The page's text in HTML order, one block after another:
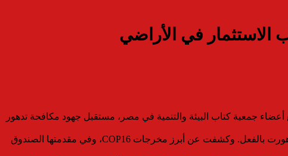
الاستثمار في الأراضي
أعضاء جمعية كتاب البيئة والتنمية في مصر، مستقبل جهود مكافحة تدهور
وأكدت فؤاد أن التصحر أصبح قضية ترتبط بالأمن الغذائي والهجرة وحقوق المجتمعات المحلية، مشيرة إلى أن 40% من أراضي العالم تدهورت بالفعل. وكشفت عن أبرز مخرجات COP16، وفي مقدمتها الصندوق